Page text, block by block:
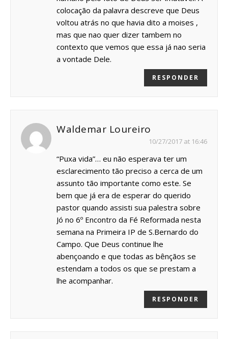
colocação da palavra descreve que Deus
voltou atrás no que havia dito a moises ,
mas que nao quer dizer tambem no
contexto que vemos que essa já nao seria
a vontade Dele.
RESPONDER
Waldemar Loureiro
10/27/2017 at 16:46
“Puxa vida”… eu não esperava ter um
esclarecimento tão preciso a cerca de um
assunto tão importante como este. Se
bem que já era de esperar do querido
pastor quando assisti sua palestra sobre
Jó no 6º Encontro da Fé Reformada nesta
semana na Primeira IP de S.Bernardo do
Campo. Que Deus continue lhe
abençoando e que todas as bênçãos se
estendam a todos os que se prestam a
lhe acompanhar.
RESPONDER